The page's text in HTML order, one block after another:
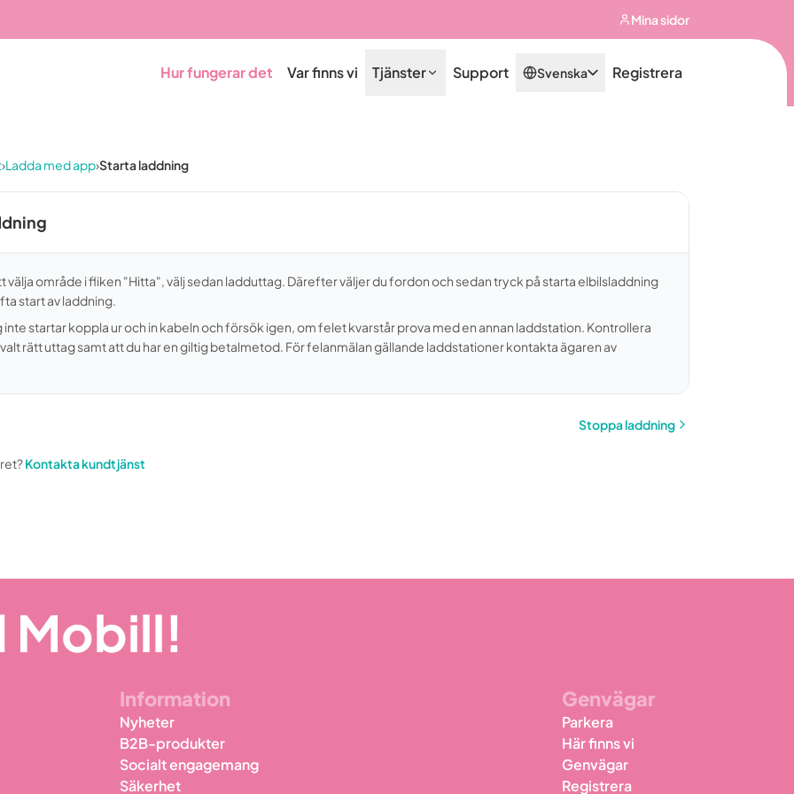
Mina sidor
Hur fungerar det Var finns vi Tjänster Support Svenska Registrera
›Ladda med app›Starta laddning
välja område i fliken "Hitta", välj sedan ladduttag. Därefter väljer du fordon och sedan tryck på starta elbilsladdning
start av laddning.
inte startar koppla ur och in kabeln och försök igen, om felet kvarstår prova med en annan laddstation. Kontrollera
rätt uttag samt att du har en giltig betalmetod. För felanmälan gällande laddstationer kontakta ägaren av
Stoppa laddning
Kontakta kundtjänst
Mobill!
Information
Nyheter
B2B-produkter
Socialt engagemang
Säkerhet
Genvägar
Parkera
Här finns vi
Genvägar
Registrera